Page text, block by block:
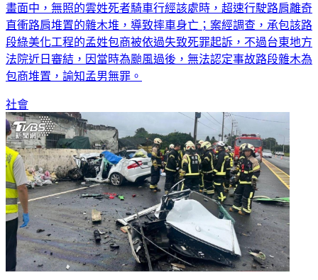
畫面中，無照的雲姓死者騎車行經該處時，超速行駛路肩離奇
直衝路肩堆置的雜木堆，導致摔車身亡；案經調查，承包該路
段綠美化工程的孟姓包商被依過失致死罪起訴，不過台東地方
法院近日審結，因當時為颱風過後，無法認定事故路段雜木為
包商堆置，諭知孟男無罪。
社會